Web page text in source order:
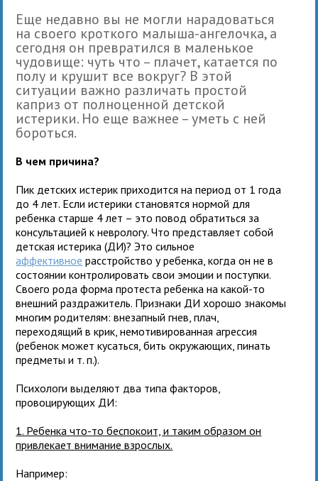
Еще недавно вы не могли нарадоваться
на своего кроткого малыша-ангелочка, а
сегодня он превратился в маленькое
чудовище: чуть что – плачет, катается по
полу и крушит все вокруг? В этой
ситуации важно различать простой
каприз от полноценной детской
истерики. Но еще важнее – уметь с ней
бороться.
В чем причина?
Пик детских истерик приходится на период от 1 года
до 4 лет. Если истерики становятся нормой для
ребенка старше 4 лет – это повод обратиться за
консультацией к неврологу. Что представляет собой
детская истерика (ДИ)? Это сильное
аффективное расстройство у ребенка, когда он не в
состоянии контролировать свои эмоции и поступки.
Своего рода форма протеста ребенка на какой-то
внешний раздражитель. Признаки ДИ хорошо знакомы
многим родителям: внезапный гнев, плач,
переходящий в крик, немотивированная агрессия
(ребенок может кусаться, бить окружающих, пинать
предметы и т. п.).
Психологи выделяют два типа факторов,
провоцирующих ДИ:
1. Ребенка что-то беспокоит, и таким образом он
привлекает внимание взрослых.
Например: